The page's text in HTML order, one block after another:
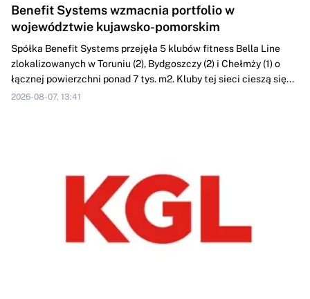
Benefit Systems wzmacnia portfolio w
województwie kujawsko-pomorskim
Spółka Benefit Systems przejęła 5 klubów fitness Bella Line
zlokalizowanych w Toruniu (2), Bydgoszczy (2) i Chełmży (1) o
łącznej powierzchni ponad 7 tys. m2. Kluby tej sieci cieszą się...
2026-08-07, 13:41